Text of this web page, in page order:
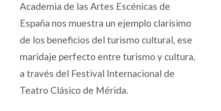
Academia de las Artes Escénicas de
España nos muestra un ejemplo clarísimo
de los beneficios del turismo cultural, ese
maridaje perfecto entre turismo y cultura,
a través del Festival Internacional de
Teatro Clásico de Mérida.